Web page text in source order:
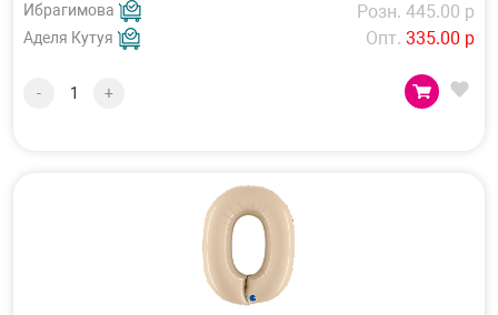
Ибрагимова
Аделя Кутуя
Розн. 445.00 р
Опт. 335.00 р
- +